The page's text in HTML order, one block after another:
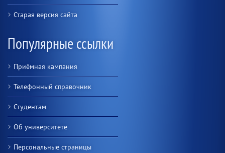
Старая версия сайта
Популярные ссылки
Приёмная кампания
Телефонный справочник
Студентам
Об университете
Персональные страницы